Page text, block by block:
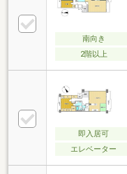
南向き
2階以上
即入居可
エレベーター